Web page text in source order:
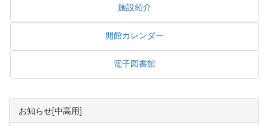
施設紹介
開館カレンダー
電子図書館
お知らせ[中高用]